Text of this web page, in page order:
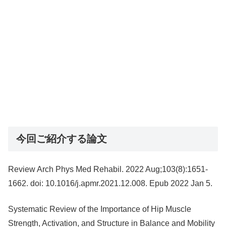
今回ご紹介する論文
Review Arch Phys Med Rehabil. 2022 Aug;103(8):1651-
1662. doi: 10.1016/j.apmr.2021.12.008. Epub 2022 Jan 5.
Systematic Review of the Importance of Hip Muscle
Strength, Activation, and Structure in Balance and Mobility